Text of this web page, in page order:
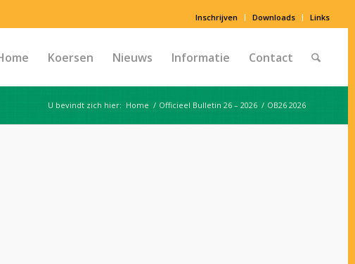
Inschrijven Downloads Links
Koersen Nieuws Informatie Contact
U bevindt zich hier: Home / Officieel Bulletin 26 – 2026 / OB26 2026